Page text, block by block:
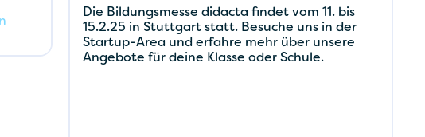
Die Bildungsmesse didacta findet vom 11. bis
15.2.25 in Stuttgart statt. Besuche uns in der
Startup-Area und erfahre mehr über unsere
Angebote für deine Klasse oder Schule.